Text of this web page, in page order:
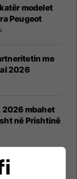
modelet
Peugeot
me
2026
2026 mbahet
në Prishtinë